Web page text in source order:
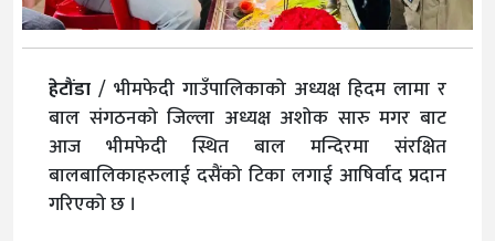
हेटौंडा / भीमफेदी गाउँपालिकाको अध्यक्ष हिदम लामा र
बाल संगठनको जिल्ला अध्यक्ष अशोक सारु मगर बाट
आज भीमफेदी स्थित बाल मन्दिरमा संरक्षित
बालबालिकाहरुलाई दसैंको टिका लगाई आषिर्वाद प्रदान
गरिएको छ ।